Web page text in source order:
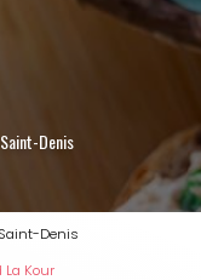
Denis
Denis
Kour